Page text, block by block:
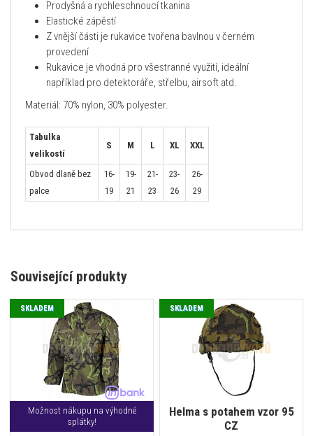
Prodyšná a rychleschnoucí tkanina
Elastické zápěstí
Z vnější části je rukavice tvořena bavlnou v černém
provedení
Rukavice je vhodná pro všestranné využití, ideální
například pro detektoráře, střelbu, airsoft atd.
Materiál: 70% nylon, 30% polyester.
Tabulka
velikostí
S M L XL XXL
Obvod dlaně bez
palce
16-
19
19-
21
21-
23
23-
26
26-
29
Související produkty
Možnost nákupu na výhodné
splátky!
SKLADEM
Helma s potahem vzor 95
CZ
SKLADEM